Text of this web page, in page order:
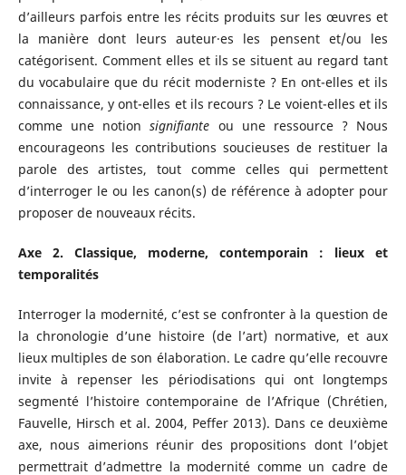
d’ailleurs parfois entre les récits produits sur les œuvres et
la manière dont leurs auteur·es les pensent et/ou les
catégorisent. Comment elles et ils se situent au regard tant
du vocabulaire que du récit moderniste ? En ont-elles et ils
connaissance, y ont-elles et ils recours ? Le voient-elles et ils
comme une notionsignifiante ou une ressource ? Nous
encourageons les contributions soucieuses de restituer la
parole des artistes, tout comme celles qui permettent
d’interroger le ou les canon(s) de référence à adopter pour
proposer de nouveaux récits.
Axe 2. Classique, moderne, contemporain : lieux et
temporalités
Interroger la modernité, c’est se confronter à la question de
la chronologie d’une histoire (de l’art) normative, et aux
lieux multiples de son élaboration. Le cadre qu’elle recouvre
invite à repenser les périodisations qui ont longtemps
segmenté l’histoire contemporaine de l’Afrique (Chrétien,
Fauvelle, Hirsch et al. 2004, Peffer 2013). Dans ce deuxième
axe, nous aimerions réunir des propositions dont l’objet
permettrait d’admettre la modernité comme un cadre de